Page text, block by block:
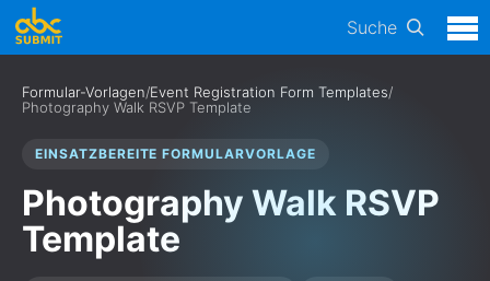
Suche
Formular-Vorlagen/Event Registration Form Templates/
Photography Walk RSVP Template
EINSATZBEREITE FORMULARVORLAGE
Photography Walk RSVP
Template